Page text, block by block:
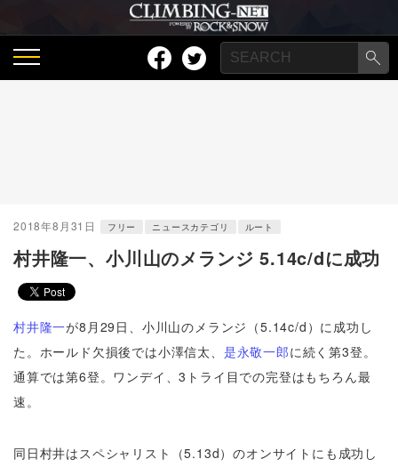
2018年8月31日 フリー ニュースカテゴリ ルート
村井隆一、小川山のメランジ 5.14c/dに成功
村井隆一が8月29日、小川山のメランジ（5.14c/d）に成功し
た。ホールド欠損後では小澤信太、 是永敬一郎に続く第3登。
通算では第6登。ワンデイ、3トライ目での完登はもちろん最
速。
同日村井はスペシャリスト（5.13d）のオンサイトにも成功し